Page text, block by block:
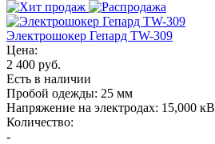
Электрошокер Гепард TW-309
Цена:
2 400 руб.
Есть в наличии
Пробой одежды: 25 мм
Напряжение на электродах: 15,000 кВ
Количество:
-